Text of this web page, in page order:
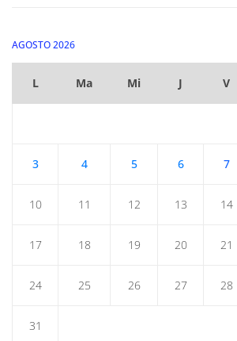
AGOSTO 2026
L Ma Mi J V
3 4 5 6 7
10 11 12 13 14
17 18 19 20 21
24 25 26 27 28
31